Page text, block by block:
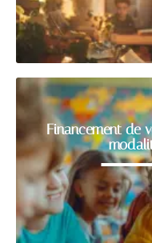
Financement de